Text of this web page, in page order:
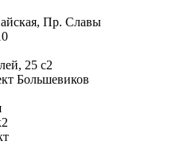
Пр. Славы
25 с2
Большевиков